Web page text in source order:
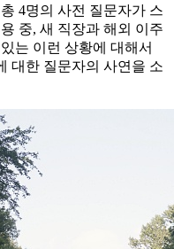
4명의 사전 질문자가 스
중, 새 직장과 해외 이주
는 이런 상황에 대해서
대한 질문자의 사연을 소